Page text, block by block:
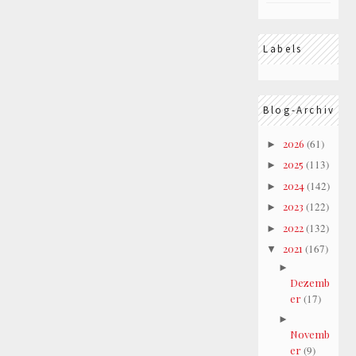
Labels
Blog-Archiv
► 2026 (61)
► 2025 (113)
► 2024(142)
► 2023 (122)
► 2022(132)
▼ 2021 (167)
►
Dezemb
er(17)
►
Novemb
er(9)